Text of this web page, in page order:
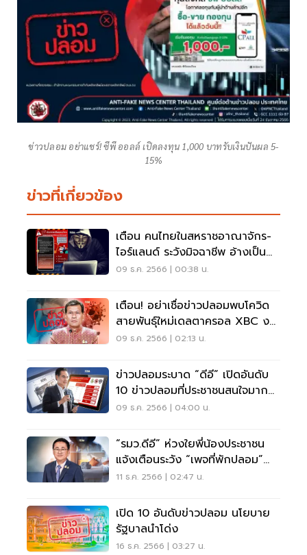
ข่าวปลอม อย่าแชร์! ซีพี ออลล์ เปิดลงทุน 1,000 บาทรับเงินปันผล 5-
15%
ข่าวที่เกี่ยวข้อง
เตือน คนไทยในสหราชอาณาจักร-
ไอร์แลนด์ ระวังมิจฉาชีพ อ้างเป็น
เจ้าหน้าที่ทูต
09 ธ.ค. 2566 | 00:38 น.
เตือน! อย่าเชื่อข่าวปลอมพบโควิด
สายพันธุ์ใหม่เดลตาครอล XBC งด
จัดงานปีใหม่
09 ธ.ค. 2566 | 02:13 น.
ข่าวปลอมระบาด “ดีอี” เปิดอันดับ
10 ข่าวปลอมที่ประชาชนสนใจมาก
สุด
09 ธ.ค. 2566 | 04:00 น.
“รมว.ดีอี” ห่วงใยพี่น้องประชาชน
แจ้งเตือนระวัง “เพจที่พักปลอม”
ระบาด
11 ธ.ค. 2566 | 02:47 น.
เปิด 10 อันดับข่าวปลอม นโยบาย
รัฐบาลนำโด่ง
16 ธ.ค. 2566 | 03:27 น.